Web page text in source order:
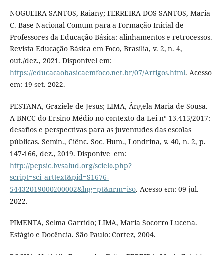
NOGUEIRA SANTOS, Raiany; FERREIRA DOS SANTOS, Maria
C. Base Nacional Comum para a Formação Inicial de
Professores da Educação Básica: alinhamentos e retrocessos.
Revista Educação Básica em Foco, Brasília, v. 2, n. 4,
out./dez., 2021. Disponível em:
https://educacaobasicaemfoco.net.br/07/Artigos.html. Acesso
em: 19 set. 2022.
PESTANA, Graziele de Jesus; LIMA, Ângela Maria de Sousa.
A BNCC do Ensino Médio no contexto da Lei nº 13.415/2017:
desafios e perspectivas para as juventudes das escolas
públicas. Semin., Ciênc. Soc. Hum., Londrina, v. 40, n. 2, p.
147-166, dez., 2019. Disponível em:
http://pepsic.bvsalud.org/scielo.php?
script=sci_arttext&pid=S1676-
54432019000200002&lng=pt&nrm=iso. Acesso em: 09 jul.
2022.
PIMENTA, Selma Garrido; LIMA, Maria Socorro Lucena.
Estágio e Docência. São Paulo: Cortez, 2004.